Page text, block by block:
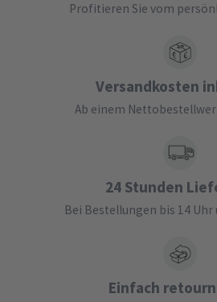
Profitieren Sie vom
Versandkosten
Ab einem
24 Stunden
Bei Bestellungen bis 14 Uhr
Einfach